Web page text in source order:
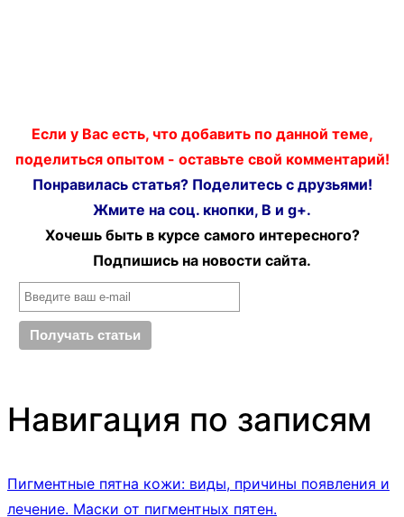
Если у Вас есть, что добавить по данной теме,
поделиться опытом - оставьте свой комментарий!
Понравилась статья? Поделитесь с друзьями!
Жмите на соц. кнопки, В и g+.
Хочешь быть в курсе самого интересного?
Подпишись на новости сайта.
Навигация по записям
Пигментные пятна кожи: виды, причины появления и
лечение. Маски от пигментных пятен.